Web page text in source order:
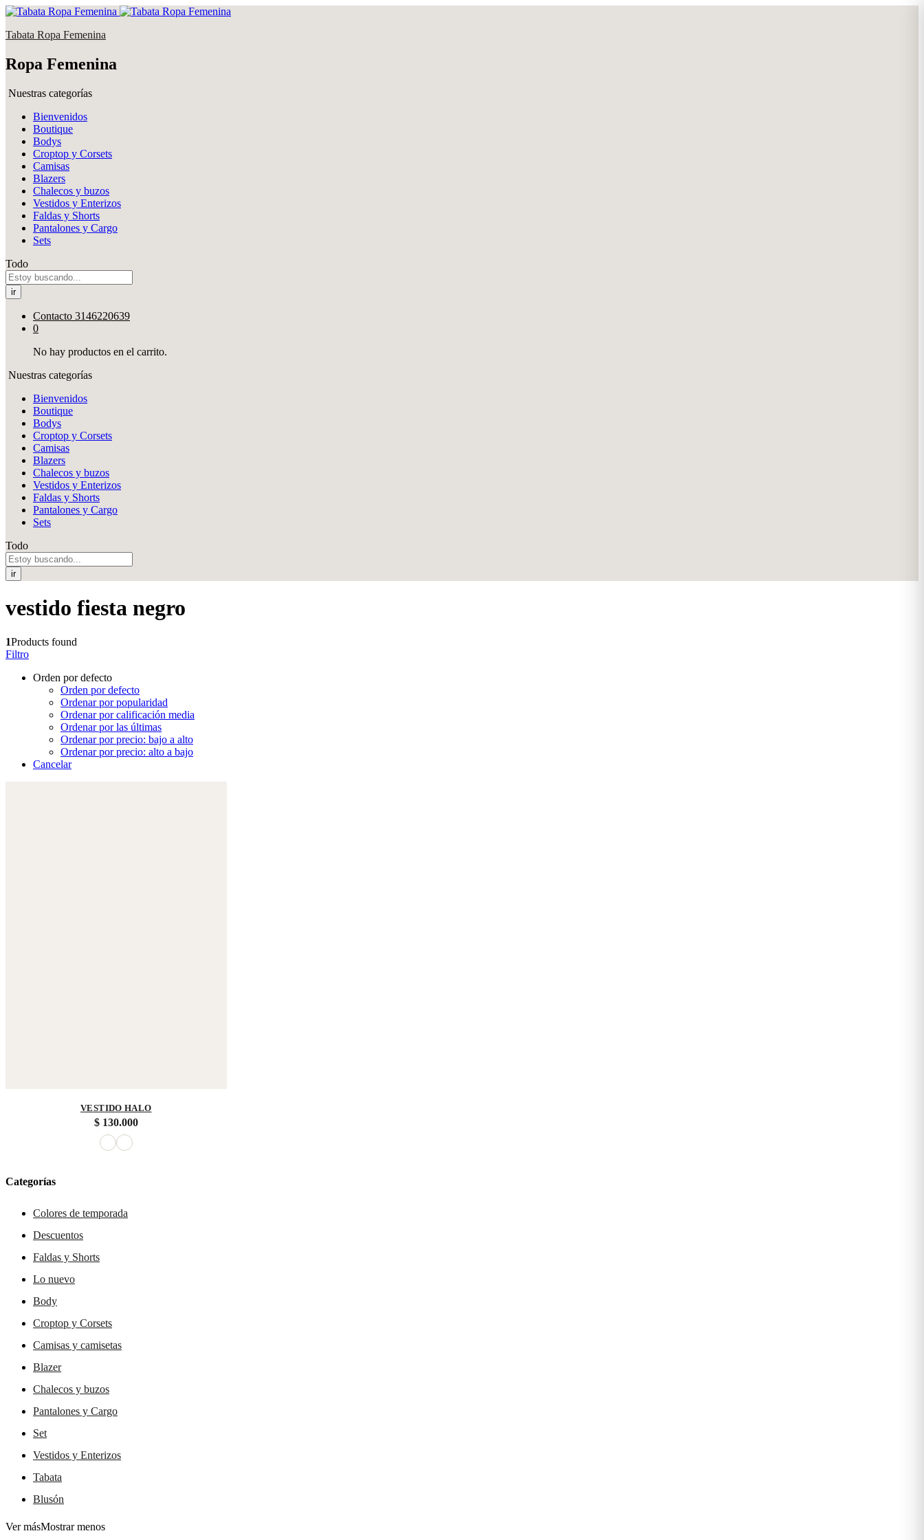
Tabata Ropa Femenina
Ropa Femenina
Nuestras categorías
Bienvenidos
Boutique
Bodys
Croptop y Corsets
Camisas
Blazers
Chalecos y buzos
Vestidos y Enterizos
Faldas y Shorts
Pantalones y Cargo
Sets
Todo
ir
Contacto 3146220639
0
No hay productos en el carrito.
Nuestras categorías
Bienvenidos
Boutique
Bodys
Croptop y Corsets
Camisas
Blazers
Chalecos y buzos
Vestidos y Enterizos
Faldas y Shorts
Pantalones y Cargo
Sets
Todo
ir
vestido fiesta negro
1Products found
Filtro
Orden por defecto
Orden por defecto
Ordenar por popularidad
Ordenar por calificación media
Ordenar por las últimas
Ordenar por precio: bajo a alto
Ordenar por precio: alto a bajo
Cancelar
VESTIDO HALO
$130.000
Categorías
Colores de temporada
Descuentos
Faldas y Shorts
Lo nuevo
Body
Croptop y Corsets
Camisas y camisetas
Blazer
Chalecos y buzos
Pantalones y Cargo
Set
Vestidos y Enterizos
Tabata
Blusón
Ver másMostrar menos